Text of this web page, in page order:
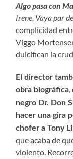
Algo pasa con
Irene, Vaya par
complicidad
Viggo
dulcifican la
El director
obra biográfica,
negro Dr. Don
hacer una gira
chofer a Tony
que acaba de
violento.